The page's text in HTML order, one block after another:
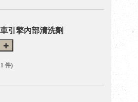
引擎內部清洗劑
件)